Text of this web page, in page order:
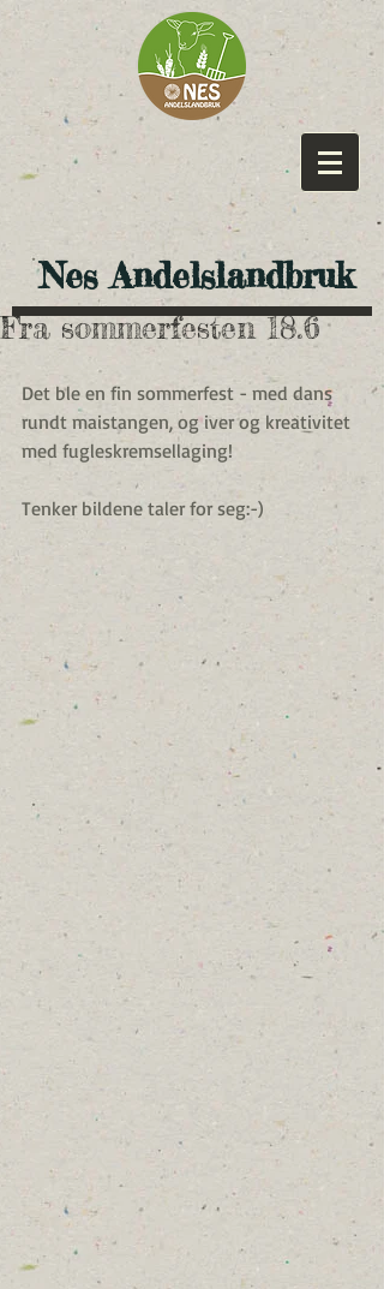
Andelslandbruk
Fra sommerfesten 18.6
Det ble en fin sommerfest - med dans
rundt maistangen, og iver og kreativitet
med fugleskremsellaging!
Tenker bildene taler for seg:-)